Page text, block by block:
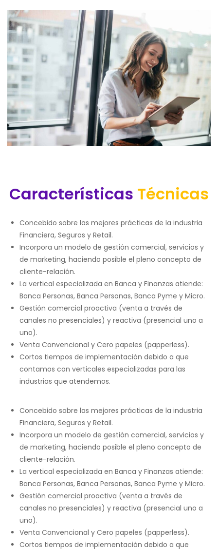
Características Técnicas
Concebido sobre las mejores prácticas de la industria
Financiera, Seguros y Retail.
Incorpora un modelo de gestión comercial, servicios y
de marketing, haciendo posible el pleno concepto de
cliente-relación.
La vertical especializada en Banca y Finanzas atiende:
Banca Personas, Banca Personas, Banca Pyme y Micro.
Gestión comercial proactiva (venta a través de
canales no presenciales) y reactiva (presencial uno a
uno).
Venta Convencional y Cero papeles (papperless).
Cortos tiempos de implementación debido a que
contamos con verticales especializadas para las
industrias que atendemos.
Concebido sobre las mejores prácticas de la industria
Financiera, Seguros y Retail.
Incorpora un modelo de gestión comercial, servicios y
de marketing, haciendo posible el pleno concepto de
cliente-relación.
La vertical especializada en Banca y Finanzas atiende:
Banca Personas, Banca Personas, Banca Pyme y Micro.
Gestión comercial proactiva (venta a través de
canales no presenciales) y reactiva (presencial uno a
uno).
Venta Convencional y Cero papeles (papperless).
Cortos tiempos de implementación debido a que